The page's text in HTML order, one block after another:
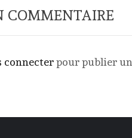
COMMENTAIRE
connecterpour publier